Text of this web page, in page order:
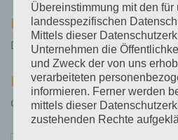
Beitragsnavigation
PREV
Dorfgemeinschaftshaus Kirchvers
NEXT
Golden Oldies Wettenberg-
Übereinstimmung mit den für
landesspezifischen
Mittels dieser
Unternehmen die
und Zweck der von uns
verarbeiteten
informieren. Ferner werden
mittels dieser
zustehenden Rechte